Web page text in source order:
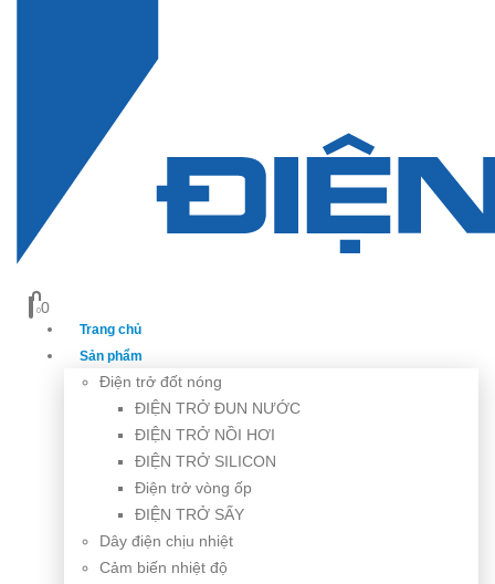
00
Trang chủ
Sản phẩm
Điện trở đốt nóng
ĐIỆN TRỞ ĐUN NƯỚC
ĐIỆN TRỞ NỒI HƠI
ĐIỆN TRỞ SILICON
Điện trở vòng ốp
ĐIỆN TRỞ SẤY
Dây điện chịu nhiệt
Cảm biến nhiệt độ